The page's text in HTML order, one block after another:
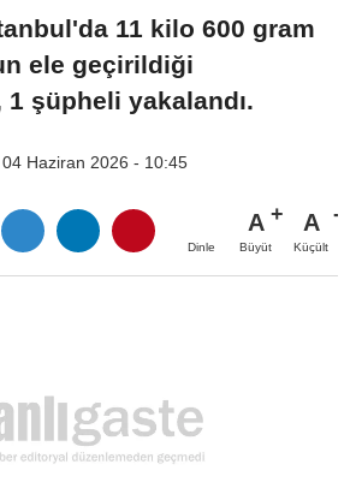
11 kilo 600 gram
ele geçirildiği
şüpheli yakalandı.
04 Haziran 2026 - 10:45
Dinle
A
Büyüt
A
Küçült